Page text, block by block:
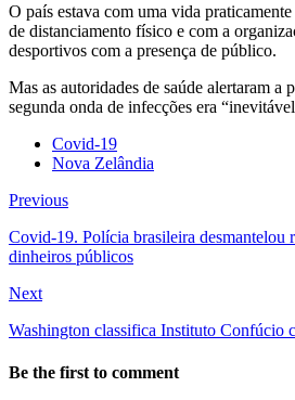
O país estava com uma vida
de distanciamento físico e com a
desportivos com a presença de público.
Mas as autoridades de saúde alertaram a
segunda onda de infecções era
Covid-19
Nova Zelândia
Previous
Covid-19. Polícia brasileira desmantelou
dinheiros públicos
Next
Washington classifica Instituto Confúcio
Be the first to comment